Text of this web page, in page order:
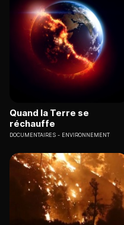
Quand la Terre se
réchauffe
DOCUMENTAIRES ENVIRONNEMENT